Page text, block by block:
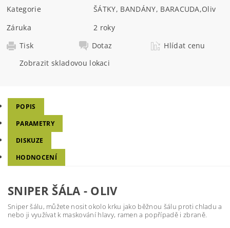
Kategorie
ŠÁTKY, BANDÁNY, BARACUDA,Oliv
Záruka
2 roky
Tisk
Dotaz
Hlídat cenu
Zobrazit skladovou lokaci
POPIS
PARAMETRY
DISKUZE
HODNOCENÍ
SNIPER ŠÁLA - OLIV
Sniper šálu, můžete nosit okolo krku jako běžnou šálu proti chladu a
nebo ji využívat k maskování hlavy, ramen a popřípadě i zbraně.